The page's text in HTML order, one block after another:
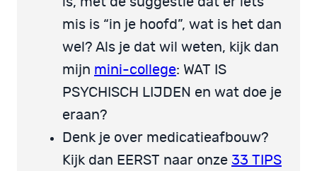
mis is “in je hoofd”, wat is het dan
wel? Als je dat wil weten, kijk dan
mijn mini-college: WAT IS
PSYCHISCH LIJDEN en wat doe je
eraan?
Denk je over medicatieafbouw?
Kijk dan EERST naar onze 33 TIPS